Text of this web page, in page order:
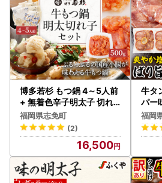
博多若杉 もつ鍋 4～5人前
+ 無着色辛子明太子 切れ
子 500g セット 牛もつ鍋
福岡県志免町
(2)
16,500
牛タ
パー
0g
福岡